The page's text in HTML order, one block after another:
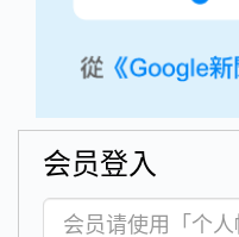
会员登入